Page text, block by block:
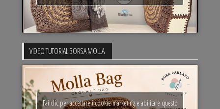
VIDEO TUTORIAL BORSA MOLLA
Fai clic per accettare i cookie marketing e abilitare questo